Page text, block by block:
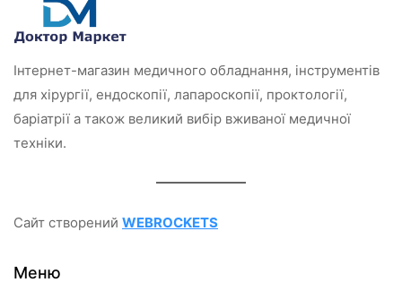
Інтернет-магазин медичного обладнання, інструментів
для хірургії, ендоскопії, лапароскопії, проктології,
баріатрії а також великий вибір вживаної медичної
техніки.
Сайт створений WEBROCKETS
Меню